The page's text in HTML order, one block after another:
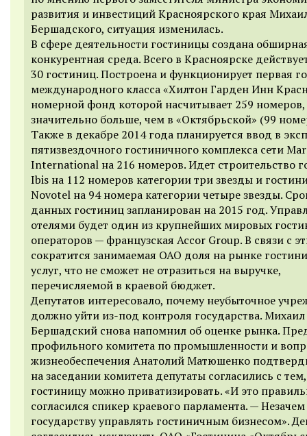
развития и инвестиций Красноярского края
Бершадского, ситуация изменилась.
В сфере деятельности гостиницы создана
конкурентная среда. Всего в Красноярске
30 гостиниц. Построена и функционирует первая
международного класса «Хилтон Гарден Инн
номерной фонд которой насчитывает 259 номеров,
значительно больше, чем в «Октябрьской» (99
Также в декабре 2014 года планируется ввод в
пятизвездочного гостиничного комплекса сети
International на 216 номеров. Идет строительство
Ibis на 112 номеров категории три звезды и
Novotel на 94 номера категории четыре звезды.
данных гостиниц запланирован на 2015 год.
отелями будет один из крупнейших мировых
операторов — французская Accor Group. В связи с
сократится занимаемая ОАО доля на рынке
услуг, что не сможет не отразиться на выручке,
перечисляемой в краевой бюджет.
Депутатов интересовало, почему неубыточное
должно уйти из-под контроля государства. Михаил
Бершадский снова напомнил об оценке рынка.
профильного комитета по промышленности и
жизнеобеспечения Анатолий Матюшенко
на заседании комитета депутаты согласились с
гостиницу можно приватизировать. «И это
согласился спикер краевого парламента. — Незачем
государству управлять гостиничным бизнесом».